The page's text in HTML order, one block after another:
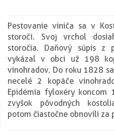
Pestovanie viniča sa v
storočí. Svoj vrchol
storočia. Daňový súpis z
vykázal v obci už 198
vinohradov. Do roku 1828
necelé 2 kopáče
Epidémia fyloxéry
zvyšok pôvodných
potom čiastočne obnovili za